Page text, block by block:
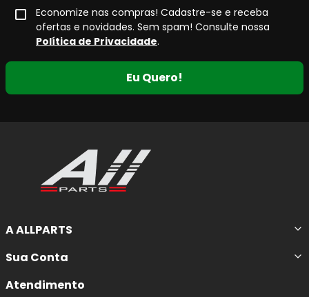
Economize nas compras! Cadastre-se e receba
ofertas e novidades. Sem spam! Consulte nossa
Política de Privacidade.
Eu Quero!
A ALLPARTS
Sua Conta
Atendimento